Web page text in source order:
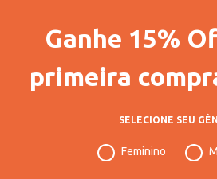
Ganhe 15%
primeira
SELECIONE SEU
Feminino